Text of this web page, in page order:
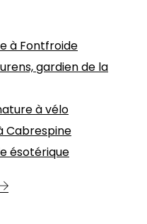
à Fontfroide
gardien de la
à vélo
Cabrespine
ésotérique